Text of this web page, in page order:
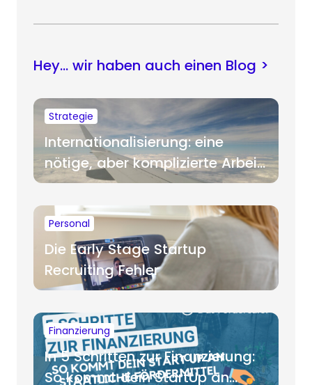
Hey… wir haben auch einen Blog >
Strategie
Internationalisierung: eine
nötige, aber komplizierte Arbeit
für Startups
Personal
Die Early Stage Startup
Recruiting Fehler
Finanzierung
In 5 Schritten zur Finanzierung:
So kommt dein StartUp an